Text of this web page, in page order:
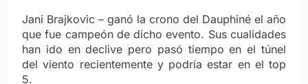
Jani Brajkovic – ganó la crono del Dauphiné el año
que fue campeón de dicho evento. Sus cualidades
han ido en declive pero pasó tiempo en el túnel
del viento recientemente y podría estar en el top
5.